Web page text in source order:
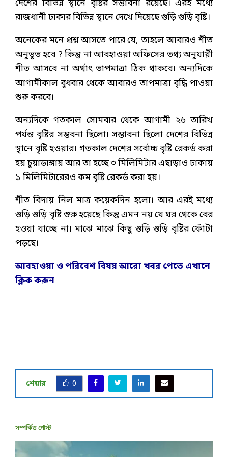
দেশের বিভিন্ন স্থানে বৃষ্টির সম্ভাবনা রয়েছে। এরই মধ্যে
রাজধানী ঢাকার বিভিন্ন স্থানে দেখে দিয়েছে গুড়ি গুড়ি বৃষ্টি।
অনেকের মনে প্রশ্ন আসতে পারে যে, তাহলে আবারও শীত
অনুভূত হবে ? কিন্তু না আবহাওয়া অফিসের তথ্য অনুযায়ী
শীত আসবে না অর্থাৎ তাপমাত্রা ঠিক থাকবে। অন্যদিকে
আগামীকাল বুধবার থেকে আবারও তাপমাত্রা বৃদ্ধি পাওয়া
শুরু করবে।
অন্যদিকে গতকাল সোমবার থেকে আগামী ২৬ তারিখ
পর্যন্ত বৃষ্টির সম্ভবনা ছিলো। সম্ভাবনা ছিলো দেশের বিভিন্ন
স্থানে বৃষ্টি হওয়ার। গতকাল দেশের সর্বোচ্চ বৃষ্টি রেকর্ড করা
হয় চুয়াডাঙ্গায় আর তা হচ্ছে ৩ মিলিমিটার এছাড়াও ঢাকায়
১ মিলিমিটারেরও কম বৃষ্টি রেকর্ড করা হয়।
শীত বিদায় নিল মাত্র কয়েকদিন হলো। আর এরই মধ্যে
গুড়ি গুড়ি বৃষ্টি শুরু হয়েছে কিন্তু এমন নয় যে ঘর থেকে বের
হওয়া যাচ্ছে না। মাঝে মাঝে কিছু গুড়ি গুড়ি বৃষ্টির ফোঁটা
পড়ছে।
আবহাওয়া ও পরিবেশ বিষয় আরো খবর পেতে এখানে
ক্লিক করুন
শেয়ার 0
সম্পর্কিত পোস্ট